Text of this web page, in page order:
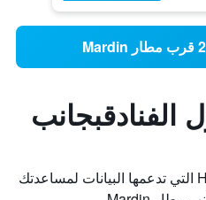
الفنادقبجانب
استخدم نصائح HotelsCombined التي تدعمها البيانات لمساعدتك